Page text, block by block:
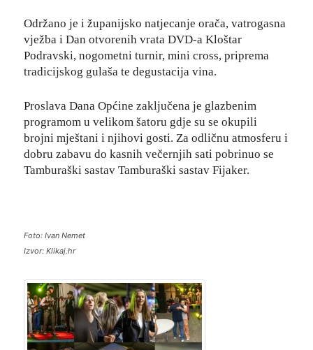
Održano je i županijsko natjecanje orača, vatrogasna
vježba i Dan otvorenih vrata DVD-a Kloštar
Podravski, nogometni turnir, mini cross, priprema
tradicijskog gulaša te degustacija vina.
Proslava Dana Općine zaključena je glazbenim
programom u velikom šatoru gdje su se okupili
brojni mještani i njihovi gosti. Za odličnu atmosferu i
dobru zabavu do kasnih večernjih sati pobrinuo se
Tamburaški sastav Tamburaški sastav Fijaker.
Foto: Ivan Nemet
Izvor: Klikaj.hr